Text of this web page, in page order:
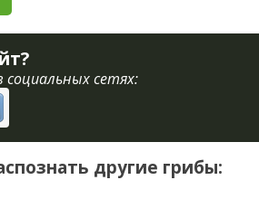
сетях:
другие грибы: